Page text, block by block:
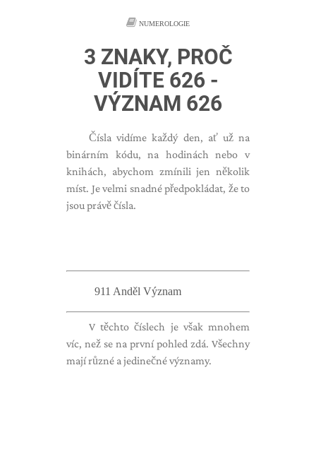
NUMEROLOGIE
3 ZNAKY, PROČ
VIDÍTE 626 -
VÝZNAM 626
Čísla vidíme každý den, ať už na
binárním kódu, na hodinách nebo v
knihách, abychom zmínili jen několik
míst. Je velmi snadné předpokládat, že to
jsou právě čísla.
911 Anděl Význam
V těchto číslech je však mnohem
víc, než se na první pohled zdá. Všechny
mají různé a jedinečné významy.